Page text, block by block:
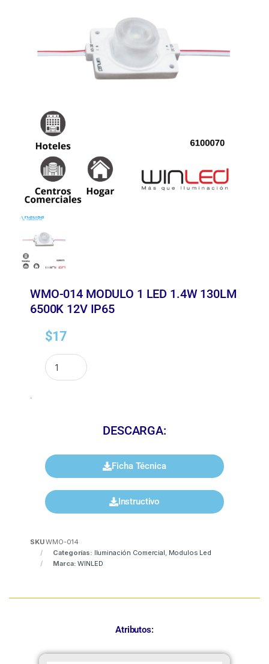
WMO-014 MODULO 1 LED 1.4W 130LM
6500K 12V IP65
$17
.
DESCARGA:
Ficha Técnica
Instructivo
SKUWMO-014
Categorías: Iluminación Comercial, Modulos Led
Marca: WINLED
Atributos: